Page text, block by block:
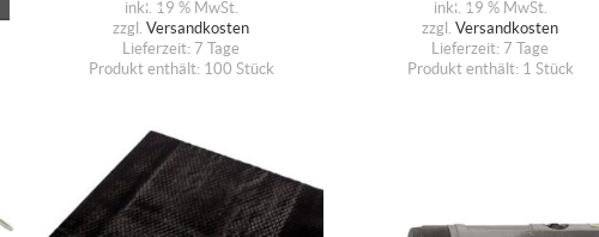
inkl. 19 % MwSt.
zzgl. Versandkosten
Lieferzeit: 7 Tage
Produkt enthält: 100 Stück
inkl. 19 % MwSt.
zzgl. Versandkosten
Lieferzeit: 7 Tage
Produkt enthält: 1 Stück